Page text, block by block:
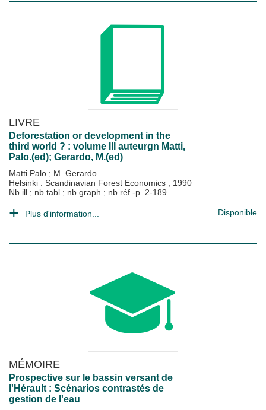
LIVRE
Deforestation or development in the
third world ? : volume III auteurgn Matti,
Palo.(ed); Gerardo, M.(ed)
Matti Palo ; M. Gerardo
Helsinki : Scandinavian Forest Economics ; 1990
Nb ill.; nb tabl.; nb graph.; nb réf.-p. 2-189
Plus d'information... Disponible
MÉMOIRE
Prospective sur le bassin versant de
l'Hérault : Scénarios contrastés de
gestion de l'eau